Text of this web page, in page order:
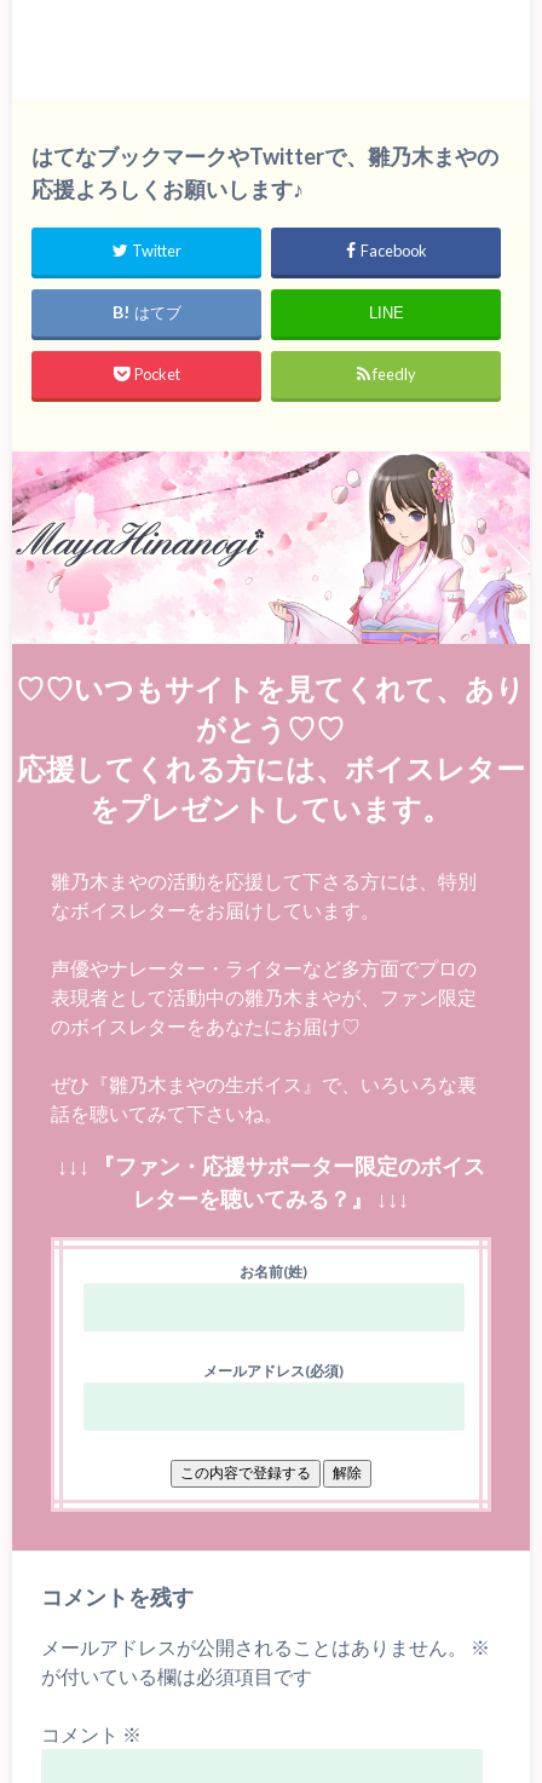
はてなブックマークやTwitterで、雛乃木まやの
応援よろしくお願いします♪
Twitter Facebook
はてブ LINE
Pocket feedly
♡♡いつもサイトを見てくれて、あり
がとう♡♡
応援してくれる方には、ボイスレター
をプレゼントしています。
雛乃木まやの活動を応援して下さる方には、特別
なボイスレターをお届けしています。
声優やナレーター・ライターなど多方面でプロの
表現者として活動中の雛乃木まやが、ファン限定
のボイスレターをあなたにお届け♡
ぜひ『雛乃木まやの生ボイス』で、いろいろな裏
話を聴いてみて下さいね。
↓↓↓ 『ファン・応援サポーター限定のボイス
レターを聴いてみる？』 ↓↓↓
お名前(姓)
メールアドレス(必須)
コメントを残す
メールアドレスが公開されることはありません。
※
が付いている欄は必須項目です
コメント ※